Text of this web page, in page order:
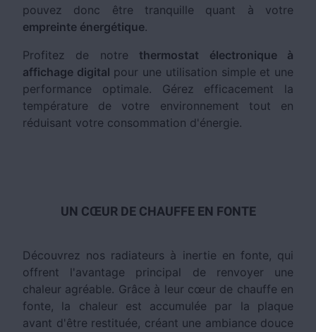
pouvez donc être tranquille quant à votre
empreinte énergétique.
Profitez de notre thermostat électronique à
affichage digital pour une utilisation simple et une
performance optimale. Gérez efficacement la
température de votre environnement tout en
réduisant votre consommation d'énergie.
UN CŒUR DE CHAUFFE EN FONTE
Découvrez nos radiateurs à inertie en fonte, qui
offrent l'avantage principal de renvoyer une
chaleur agréable. Grâce à leur cœur de chauffe en
fonte, la chaleur est accumulée par la plaque
avant d'être restituée, créant une ambiance douce